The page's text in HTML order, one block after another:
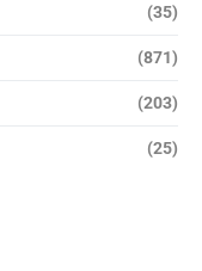
(35)
(871)
(203)
(25)